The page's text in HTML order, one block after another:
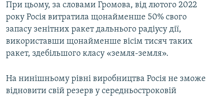
При цьому, за словами Громова, від лютого 2022
року Росія витратила щонайменше 50% свого
запасу зенітних ракет дальнього радіусу дії,
використавши щонайменше вісім тисяч таких
ракет, здебільшого класу «земля-земля».
На нинішньому рівні виробництва Росія не зможе
відновити свій резерв у середньостроковій